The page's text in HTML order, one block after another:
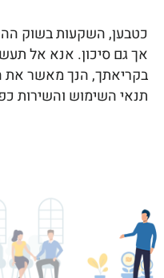
כטבען, השקעות בשוק
אך גם סיכון. אנא אל
בקריאתך, הנך מאשר
תנאי השימוש והשירות